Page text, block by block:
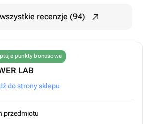
recenzje (94)
punkty bonusowe
LAB
do strony sklepu
przedmiotu